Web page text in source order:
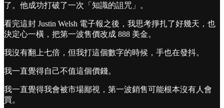
了。他成功打破了一次「知識的詛咒」。
看完這封 Justin Welsh 電子報之後，我思考掙扎了好幾天，也
決定心一橫，把第一波售價改成 888 美金。
我沒有翻上七倍，但我打這個數字的時候，手也在發抖。
我一直覺得自己不值這個價錢。
我一直覺得我會被市場鄙視，第一波銷售可能根本沒有人會
買。